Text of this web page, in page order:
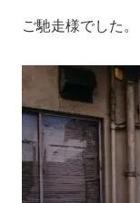
ご馳走様でした。